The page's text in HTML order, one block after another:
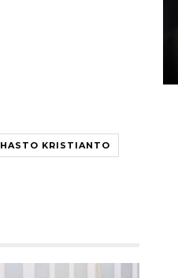
HASTO KRISTIANTO